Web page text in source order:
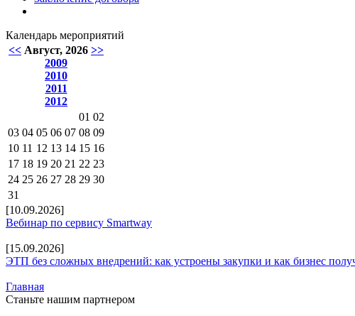
Календарь мероприятий
<< Август, 2026 >>
2009
2010
2011
2012
01 02
03 04 05 06 07 08 09
10 11 12 13 14 15 16
17 18 19 20 21 22 23
24 25 26 27 28 29 30
31
[10.09.2026]
Вебинар по сервису Smartway
[15.09.2026]
ЭТП без сложных внедрений: как устроены закупки и как бизнес
Главная
Станьте нашим партнером